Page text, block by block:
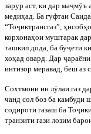
зарур аст, ки дар маҷмӯъ
медиҳад. Ба гуфтаи Саида
“Тоҷиктрансгаз”, ҳисобҳ
корхонаҳои муштарак
ташкил дода, ба буҷети
хоҳад овард. Дар ҷ
интизор меравад, беш аз
Сохтмони ин лӯлаи газ
чанд сол боз ба камбуди
содироти газаш ба Тоҷ
транзити гази лозим